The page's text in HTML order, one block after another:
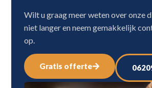
Wilt u graag meer weten over onze
niet langer en neem gemakkelijk
op.
Gratis offerte